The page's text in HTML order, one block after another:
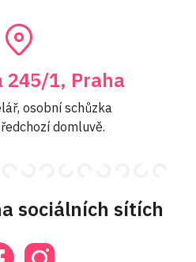
245/1, Praha
osobní schůzka
domluvě.
sociálních sítích